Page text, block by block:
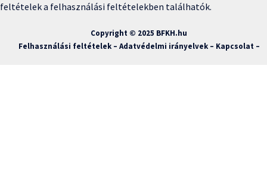
feltételek a felhasználási feltételekben találhatók.
Copyright © 2025 BFKH.hu
Felhasználási feltételek – Adatvédelmi irányelvek – Kapcsolat–